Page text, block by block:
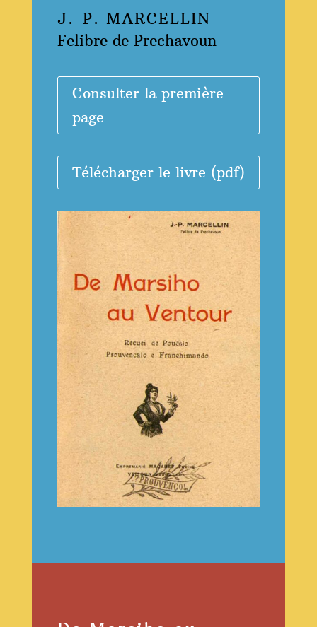
J.-P. MARCELLIN
Felibre de Prechavoun
Consulter la première
page
Télécharger le livre (pdf)